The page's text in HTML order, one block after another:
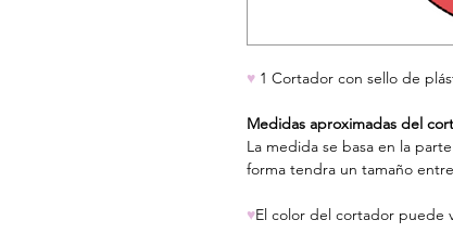
♥ 1 Cortador con sello de
Medidas aproximadas del
La medida se basa en la
forma tendra un tamaño
♥El color del cortador puede